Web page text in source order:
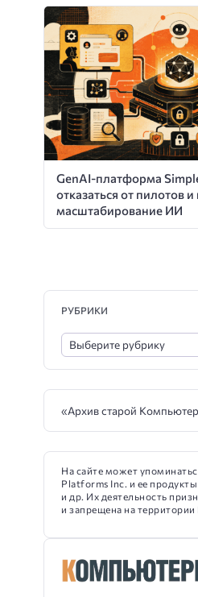
GenAI-платформа
отказаться от пилотов
масштабирование ИИ
РУБРИКИ
«Архив старой
На сайте может
Platforms Inc. и ее
и др. Их деятельность
и запрещена на территории